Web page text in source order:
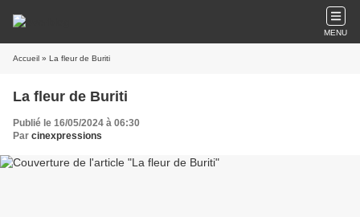
MENU
Accueil » La fleur de Buriti
La fleur de Buriti
Publié le 16/05/2024 à 06:30
Par cinexpressions